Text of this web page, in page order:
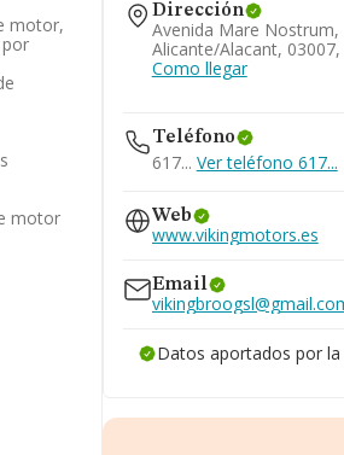
motor,
motor
Dirección
Avenida Mare Nostrum,
Alicante/alacant, 03007,
Como llegar
Teléfono
617... Ver teléfono 617...
Web
www.vikingmotors.es
Email
Datos aportados por la